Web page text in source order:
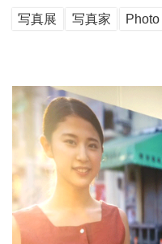
写真展 写真家 Photo